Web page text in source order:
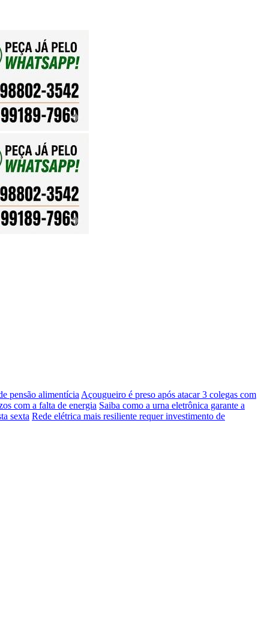
pensão alimentícia Açougueiro é preso após atacar 3 colegas com
com a falta de energia Saiba como a urna eletrônica garante a
sexta Rede elétrica mais resiliente requer investimento de